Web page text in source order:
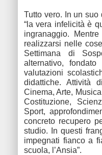
Tutto vero. In un
“la vera infelicità è
ingranaggio.
realizzarsi nelle
Settimana di
alternativo,
valutazioni
didattiche. Attività
Cinema, Arte,
Costituzione,
Sport,
concreto recupero
studio. In questi
impegnati fianco a
scuola, l’Ansia”.